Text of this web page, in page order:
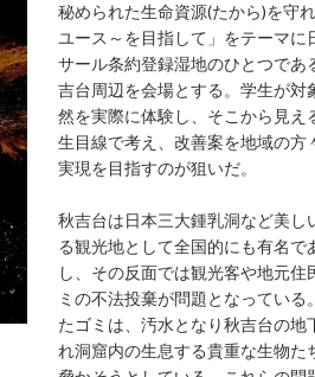
秘められた生命資源(たから)を守
ユース～を目指して」をテーマに
サール条約登録湿地のひとつであ
吉台周辺を会場とする。学生が対
然を実際に体験し、そこから見え
生目線で考え、改善案を地域の方
実現を目指すのが狙いだ。
秋吉台は日本三大鍾乳洞など美し
る観光地として全国的にも有名で
し、その反面では観光客や地元住
ミの不法投棄が問題となっている
たゴミは、汚水となり秋吉台の地
れ洞窟内の生息する貴重な生物た